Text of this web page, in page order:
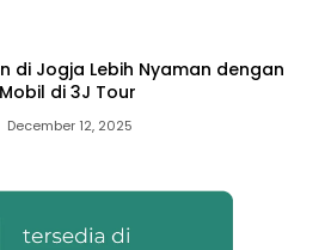
di Jogja Lebih Nyaman dengan
di 3J Tour
December 12, 2025